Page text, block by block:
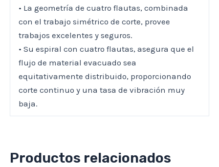
• La geometría de cuatro flautas, combinada
con el trabajo simétrico de corte, provee
trabajos excelentes y seguros.
• Su espiral con cuatro flautas, asegura que el
flujo de material evacuado sea
equitativamente distribuido, proporcionando
corte continuo y una tasa de vibración muy
baja.
Productos relacionados